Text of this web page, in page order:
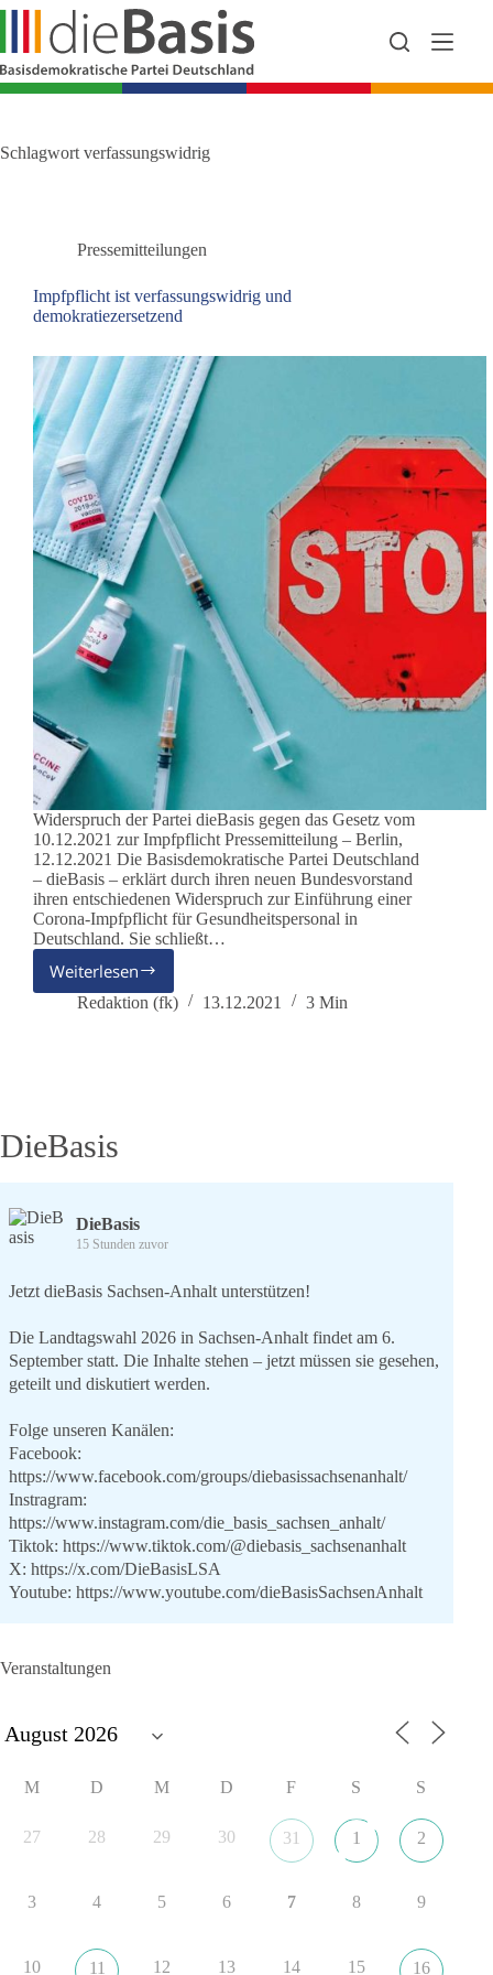
Zum
springen
Schlagwort verfassungswidrig
Pressemitteilungen
Impfpflicht ist verfassungswidrig und
demokratiezersetzend
Widerspruch der Partei dieBasis gegen das Gesetz vom
10.12.2021 zur Impfpflicht Pressemitteilung – Berlin,
12.12.2021 Die Basisdemokratische Partei Deutschland
– dieBasis – erklärt durch ihren neuen Bundesvorstand
ihren entschiedenen Widerspruch zur Einführung einer
Corona-Impfpflicht für Gesundheitspersonal in
Deutschland. Sie schließt…
WeiterlesenImpfpflicht
ist
Redaktion (fk) 13.12.2021 3 Min
DieBasis
DieBasis
15 Stunden zuvor
Jetzt dieBasis Sachsen-Anhalt unterstützen!
Die Landtagswahl 2026 in Sachsen-Anhalt findet am 6.
September statt. Die Inhalte stehen – jetzt müssen sie gesehen,
geteilt und diskutiert werden.
Folge unseren Kanälen:
Facebook:
https://www.facebook.com/groups/diebasissachsenanhalt/
Instragram:
https://www.instagram.com/die_basis_sachsen_anhalt/
Tiktok: https://www.tiktok.com/@diebasis_sachsenanhalt
X: https://x.com/DieBasisLSA
Youtube: https://www.youtube.com/dieBasisSachsenAnhalt
lohnt, dieBasis zu wählen.
22 Auf Facebook ansehen
DieBasis
Veranstaltungen
M D M D F S S
27 28 29 30 31 1 2
3 4 5 6 7 8 9
10 11 12 13 14 15 16